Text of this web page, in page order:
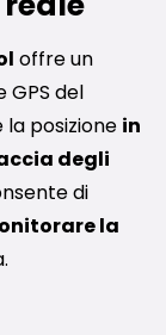
offre un
del
la posizione in
degli
di
la